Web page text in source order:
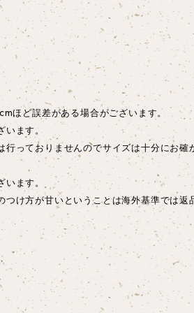
ほど誤差がある場合がございます。
います。
っておりませんのでサイズは十分にお
います。
け方が甘いということは海外基準では